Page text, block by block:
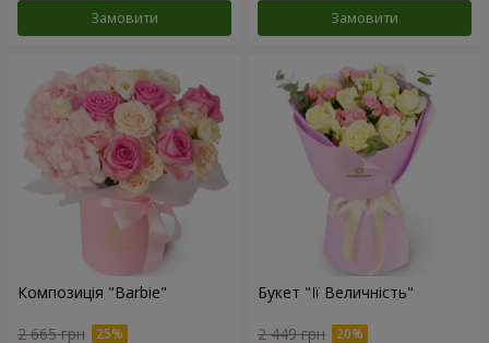
Замовити Замовити
Композиція "Barbie"
2 665 грн
Букет "Її Величність"
2 449 грн